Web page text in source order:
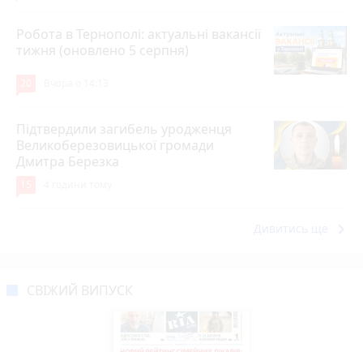
Робота в Тернополі: актуальні вакансії
тижня (оновлено 5 серпня)
Підтвердили загибель уродженця
Великоберезовицької громади
Дмитра Березка